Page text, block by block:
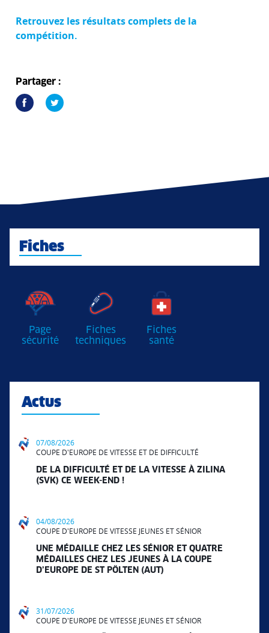
Retrouvez les résultats complets de la
compétition.
Partager :
Fiches
Page
sécurité
Fiches
techniques
Fiches
santé
Actus
07/08/2026
COUPE D'EUROPE DE VITESSE ET DE DIFFICULTÉ
DE LA DIFFICULTÉ ET DE LA VITESSE À ZILINA
(SVK) CE WEEK-END !
04/08/2026
COUPE D'EUROPE DE VITESSE JEUNES ET SÉNIOR
UNE MÉDAILLE CHEZ LES SÉNIOR ET QUATRE
MÉDAILLES CHEZ LES JEUNES À LA COUPE
D’EUROPE DE ST PÖLTEN (AUT)
31/07/2026
COUPE D'EUROPE DE VITESSE JEUNES ET SÉNIOR